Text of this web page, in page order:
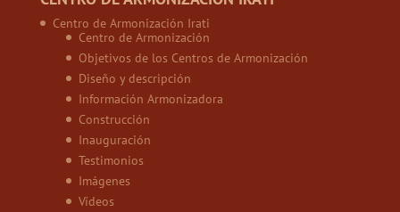
Centro de Armonización Irati
Centro de Armonización
Objetivos de los Centros de Armonización
Diseño y descripción
Información Armonizadora
Construcción
Inauguración
Testimonios
Imágenes
Vídeos